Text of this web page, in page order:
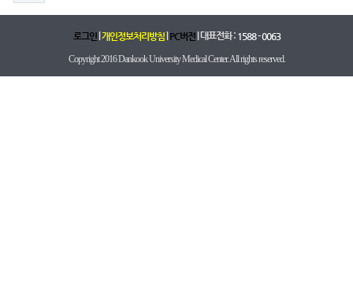
로그인|개인정보처리방침|PC버전| 대표전화 : 1588 - 0063
Copyright 2016 Dankook University Medical Center. All rights reserved.